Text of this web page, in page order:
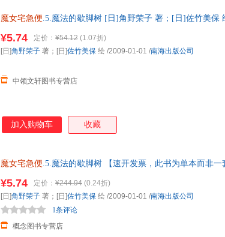
过，虽然吉吉常被叫做什么魔女猫，可是它会的魔法只有一
魔女宅急便.5.魔法的歇脚树 [日]角野荣子 著；[日]佐竹美保
¥5.74 定价： ¥54.12 (1.07折)
中领文轩图书专营店
[日]角野荣子 著；[日]佐竹美保 绘 /2009-01-01 /南海出版公司
加入购物车 收藏
魔女宅急便.5.魔法的歇脚树 【速开发票，此书为单本而非一
¥5.74 定价： ¥244.94 (0.24折)
概念图书专营店
1条评论
[日]角野荣子 著；[日]佐竹美保 绘 /2009-01-01 /南海出版公司